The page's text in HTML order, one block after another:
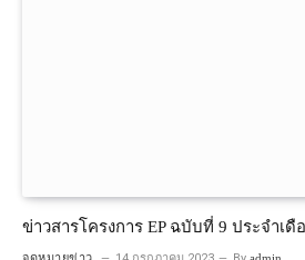
ข่าวสารโครงการ EP ฉบับที่ 9 ประจำเ